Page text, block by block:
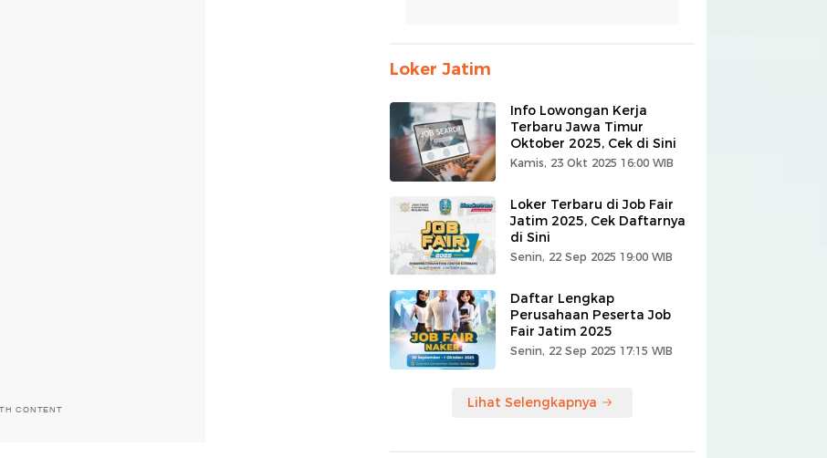
CONTENT
Loker Jatim
Info Lowongan Kerja
Terbaru Jawa Timur
Oktober 2025, Cek di Sini
Kamis, 23 Okt 2025 16:00 WIB
Loker Terbaru di Job Fair
Jatim 2025, Cek Daftarnya
di Sini
Senin, 22 Sep 2025 19:00 WIB
Daftar Lengkap
Perusahaan Peserta Job
Fair Jatim 2025
Senin, 22 Sep 2025 17:15 WIB
Lihat Selengkapnya